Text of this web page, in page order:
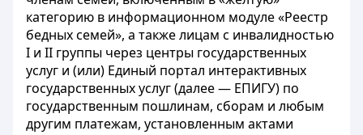
категорию в информационном модуле «Реестр
бедных семей», а также лицам с инвалидностью
I и II группы через центры государственных
услуг и (или) Единый портал интерактивных
государственных услуг (далее — ЕПИГУ) по
государственным пошлинам, сборам и любым
другим платежам, установленным актами